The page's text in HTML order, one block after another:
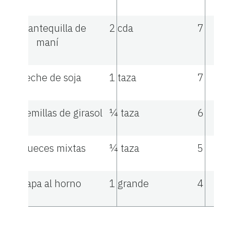
Mantequilla de
maní
2 cda 7
Leche de soja 1 taza 7
Semillas de girasol ¼ taza 6
Nueces mixtas ¼ taza 5
Papa al horno 1 grande 4